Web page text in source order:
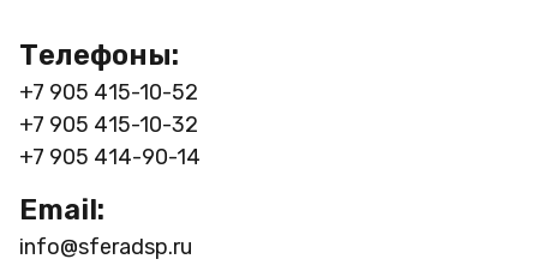
Телефоны:
+7 905 415-10-52
+7 905 415-10-32
+7 905 414-90-14
Email:
info@sferadsp.ru